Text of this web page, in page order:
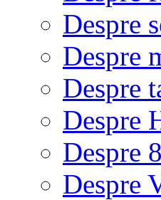
Despre
Despre
Despre
Despre
Despre
Despre